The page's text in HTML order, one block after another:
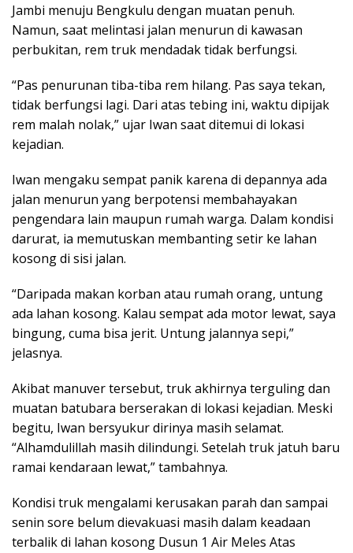
Jambi menuju Bengkulu dengan muatan penuh.
Namun, saat melintasi jalan menurun di kawasan
perbukitan, rem truk mendadak tidak berfungsi.
“Pas penurunan tiba-tiba rem hilang. Pas saya tekan,
tidak berfungsi lagi. Dari atas tebing ini, waktu dipijak
rem malah nolak,” ujar Iwan saat ditemui di lokasi
kejadian.
Iwan mengaku sempat panik karena di depannya ada
jalan menurun yang berpotensi membahayakan
pengendara lain maupun rumah warga. Dalam kondisi
darurat, ia memutuskan membanting setir ke lahan
kosong di sisi jalan.
“Daripada makan korban atau rumah orang, untung
ada lahan kosong. Kalau sempat ada motor lewat, saya
bingung, cuma bisa jerit. Untung jalannya sepi,”
jelasnya.
Akibat manuver tersebut, truk akhirnya terguling dan
muatan batubara berserakan di lokasi kejadian. Meski
begitu, Iwan bersyukur dirinya masih selamat.
“Alhamdulillah masih dilindungi. Setelah truk jatuh baru
ramai kendaraan lewat,” tambahnya.
Kondisi truk mengalami kerusakan parah dan sampai
senin sore belum dievakuasi masih dalam keadaan
terbalik di lahan kosong Dusun 1 Air Meles Atas